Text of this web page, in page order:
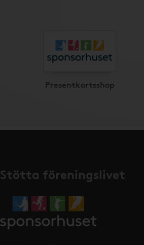
Presentkortsshop
Stötta föreningslivet